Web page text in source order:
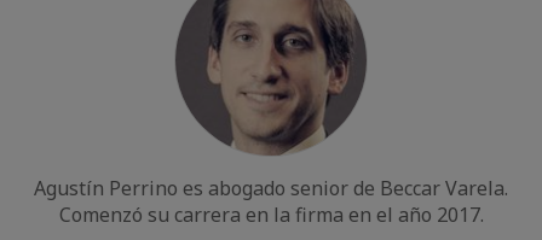
Agustín Perrino es abogado senior de Beccar Varela.
Comenzó su carrera en la firma en el año 2017.